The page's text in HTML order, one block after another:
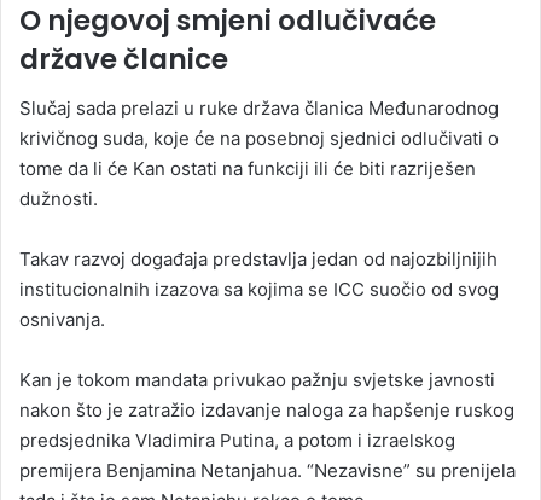
O njegovoj smjeni odlučivaće
države članice
Slučaj sada prelazi u ruke država članica Međunarodnog
krivičnog suda, koje će na posebnoj sjednici odlučivati o
tome da li će Kan ostati na funkciji ili će biti razriješen
dužnosti.
Takav razvoj događaja predstavlja jedan od najozbiljnijih
institucionalnih izazova sa kojima se ICC suočio od svog
osnivanja.
Kan je tokom mandata privukao pažnju svjetske javnosti
nakon što je zatražio izdavanje naloga za hapšenje ruskog
predsjednika Vladimira Putina, a potom i izraelskog
premijera Benjamina Netanjahua. “Nezavisne” su prenijela